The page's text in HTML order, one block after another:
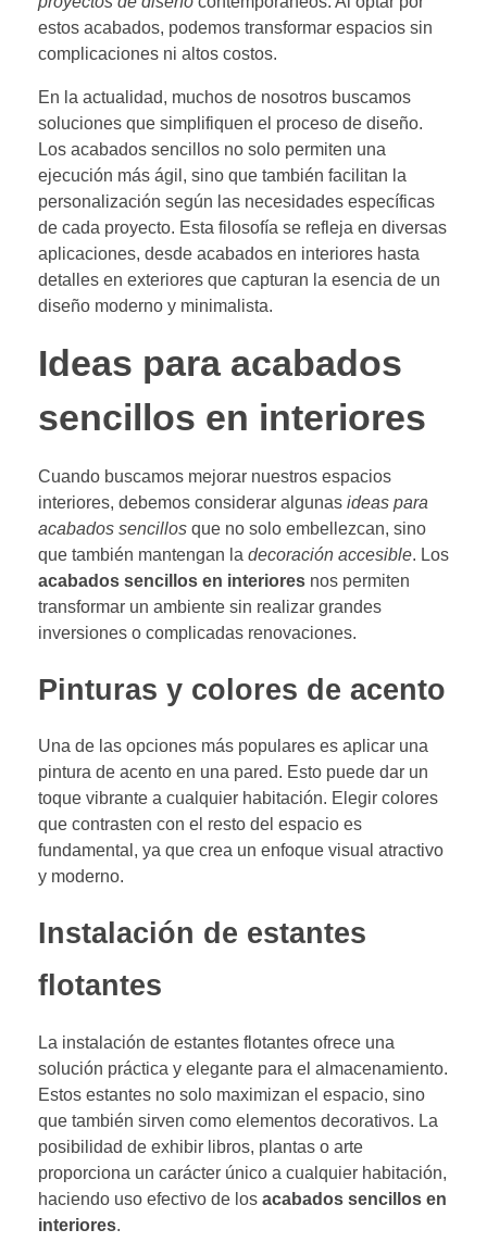
estos acabados, podemos transformar espacios sin
complicaciones ni altos costos.
En la actualidad, muchos de nosotros buscamos
soluciones que simplifiquen el proceso de diseño.
Los acabados sencillos no solo permiten una
ejecución más ágil, sino que también facilitan la
personalización según las necesidades específicas
de cada proyecto. Esta filosofía se refleja en diversas
aplicaciones, desde acabados en interiores hasta
detalles en exteriores que capturan la esencia de un
diseño moderno y minimalista.
Ideas para acabados
sencillos en interiores
Cuando buscamos mejorar nuestros espacios
interiores, debemos considerar algunas ideas para
acabados sencillos que no solo embellezcan, sino
que también mantengan la decoración accesible. Los
acabados sencillos en interiores nos permiten
transformar un ambiente sin realizar grandes
inversiones o complicadas renovaciones.
Pinturas y colores de acento
Una de las opciones más populares es aplicar una
pintura de acento en una pared. Esto puede dar un
toque vibrante a cualquier habitación. Elegir colores
que contrasten con el resto del espacio es
fundamental, ya que crea un enfoque visual atractivo
y moderno.
Instalación de estantes
flotantes
La instalación de estantes flotantes ofrece una
solución práctica y elegante para el almacenamiento.
Estos estantes no solo maximizan el espacio, sino
que también sirven como elementos decorativos. La
posibilidad de exhibir libros, plantas o arte
proporciona un carácter único a cualquier habitación,
haciendo uso efectivo de los acabados sencillos en
interiores.